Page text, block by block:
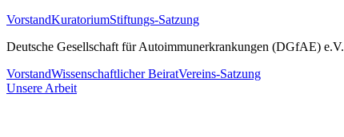
VorstandKuratoriumStiftungs-Satzung
Deutsche Gesellschaft für Autoimmunerkrankungen (DGfAE) e.V.
VorstandWissenschaftlicher BeiratVereins-Satzung
Unsere Arbeit